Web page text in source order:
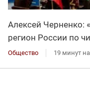
Алексей Черненко:
регион России по
Общество 19 минут